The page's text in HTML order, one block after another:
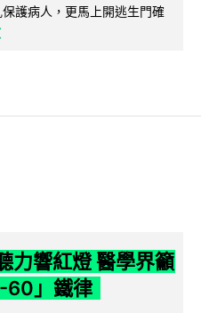
護病人，更馬上開逃生門確
力響紅燈 醫學界籲
60」鐵律